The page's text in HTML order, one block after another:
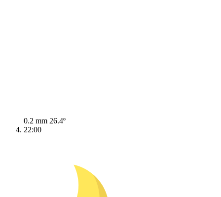
0.2 mm 26.4º
22:00